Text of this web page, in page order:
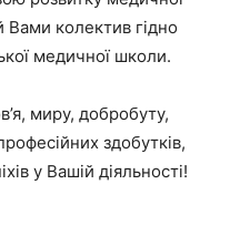
Вами колектив гідно
медичної школи.
миру, добробуту,
здобутків,
у Вашій діяльності!